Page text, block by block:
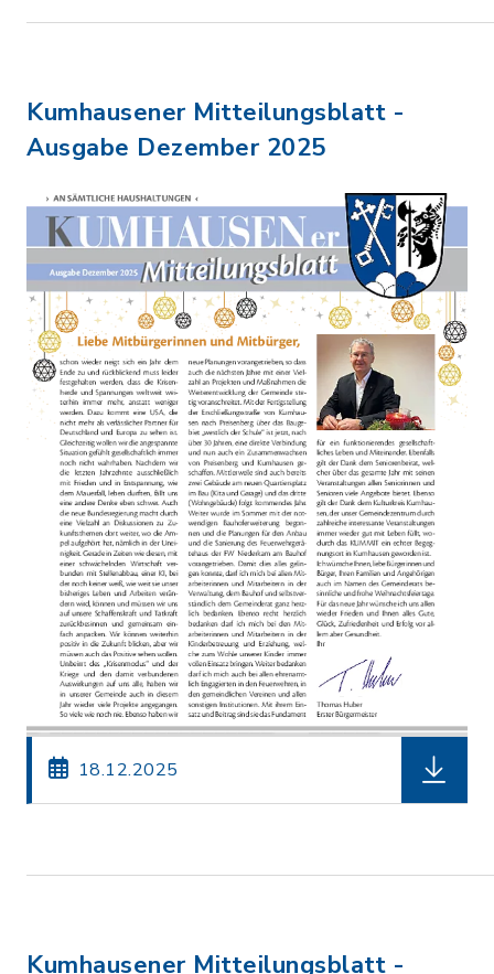
Kumhausener Mitteilungsblatt -
Ausgabe Dezember 2025
18.12.2025
Kumhausener Mitteilungsblatt -